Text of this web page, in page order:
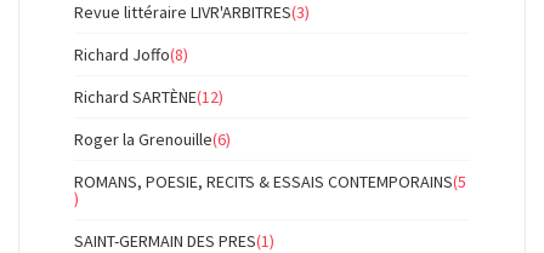
Revue littéraire LIVR'ARBITRES(3)
Richard Joffo(8)
Richard SARTÈNE(12)
Roger la Grenouille(6)
ROMANS, POESIE, RECITS & ESSAIS CONTEMPORAINS(5
)
SAINT-GERMAIN DES PRES(1)